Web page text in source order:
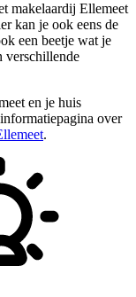
makelaardij Ellemeet
kan je ook eens de
een beetje wat je
verschillende
en je huis
over
.